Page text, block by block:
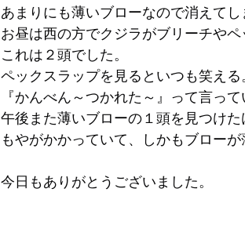
あまりにも薄いブローなので消えてし
お昼は西の方でクジラがブリーチやペ
これは２頭でした。
ペックスラップを見るといつも笑える
『かんべん～つかれた～』って言っ
午後また薄いブローの１頭を見つけた
もやがかかっていて、しかもブローが
今日もありがとうございました。